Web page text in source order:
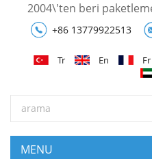
2004\'ten beri
+86 13779922513
Tr En Fr